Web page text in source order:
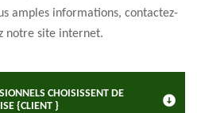
amples informations, contactez-
notre site internet.
CHOISISSENT DE
{CLIENT }